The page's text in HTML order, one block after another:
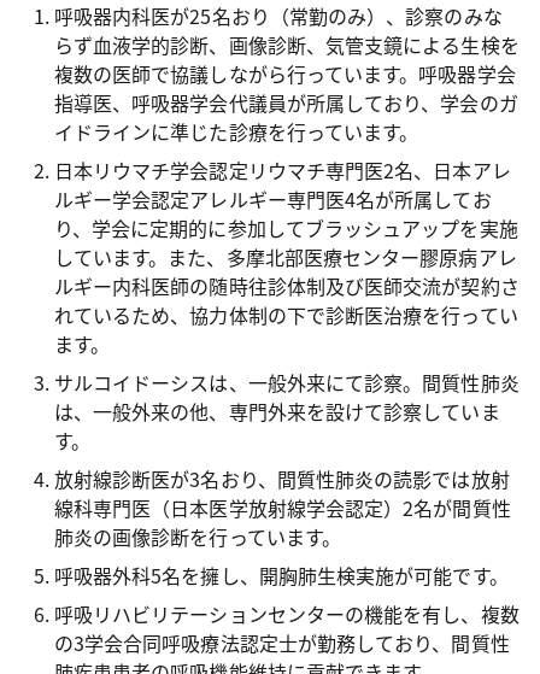
呼吸器内科医が25名おり（常勤のみ）、診察のみな
らず血液学的診断、画像診断、気管支鏡による生検を
複数の医師で協議しながら行っています。呼吸器学会
指導医、呼吸器学会代議員が所属しており、学会のガ
イドラインに準じた診療を行っています。
日本リウマチ学会認定リウマチ専門医2名、日本アレ
ルギー学会認定アレルギー専門医4名が所属してお
り、学会に定期的に参加してブラッシュアップを実施
しています。また、多摩北部医療センター膠原病アレ
ルギー内科医師の随時往診体制及び医師交流が契約さ
れているため、協力体制の下で診断医治療を行ってい
ます。
サルコイドーシスは、一般外来にて診察。間質性肺炎
は、一般外来の他、専門外来を設けて診察していま
す。
放射線診断医が3名おり、間質性肺炎の読影では放射
線科専門医（日本医学放射線学会認定）2名が間質性
肺炎の画像診断を行っています。
呼吸器外科5名を擁し、開胸肺生検実施が可能です。
呼吸リハビリテーションセンターの機能を有し、複数
の3学会合同呼吸療法認定士が勤務しており、間質性